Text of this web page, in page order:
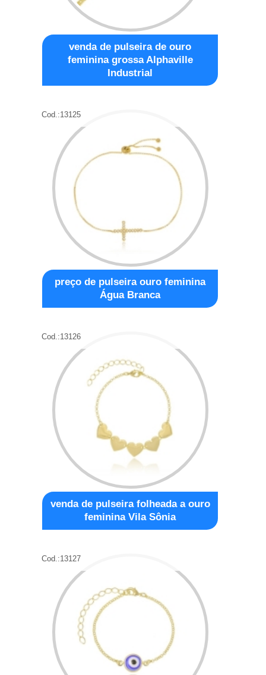
venda de pulseira de ouro
feminina grossa Alphaville
Industrial
Cod.:13125
preço de pulseira ouro feminina
Água Branca
Cod.:13126
venda de pulseira folheada a ouro
feminina Vila Sônia
Cod.:13127